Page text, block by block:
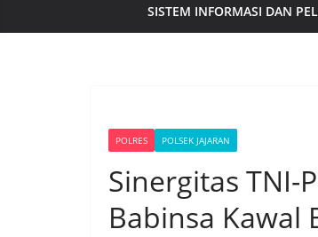
SISTEM INFORMASI DAN
POLRES POLSEK JAJARAN
Sinergitas TNI-
Babinsa Kawal